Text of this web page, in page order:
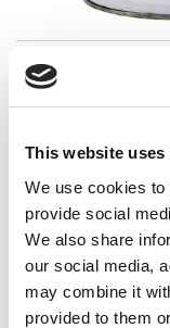
This website uses
We use cookies
provide social
We also share
our social media,
may combine it
provided to them
PAVINRESIN MONO